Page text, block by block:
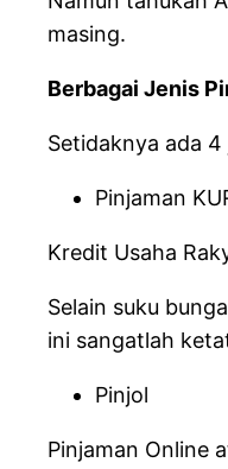
masing.
Berbagai Jenis
Setidaknya ada 4
Pinjaman
Kredit Usaha
Selain suku
ini sangatlah
Pinjol
Pinjaman Online